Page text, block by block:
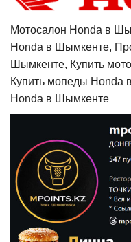
Мотосалон Honda в
Honda в Шымкенте,
Шымкенте, Купить
Купить мопеды Honda
Honda в Шымкенте